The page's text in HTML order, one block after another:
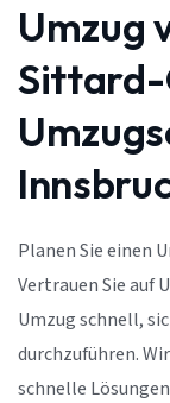
Umzug
Sittard-
Planen Sie einen
Vertrauen Sie auf
Umzug schnell,
durchzuführen.
schnelle